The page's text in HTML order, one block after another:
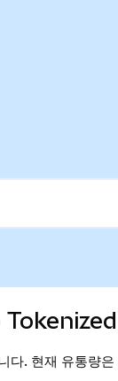
. 현재 유통량은